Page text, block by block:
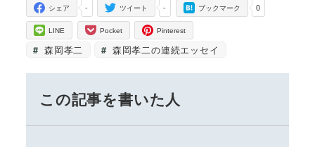
-
シェア -
ツイート 0
ブックマーク
LINE Pocket Pinterest
森岡孝二 森岡孝二の連続エッセイ
この記事を書いた人